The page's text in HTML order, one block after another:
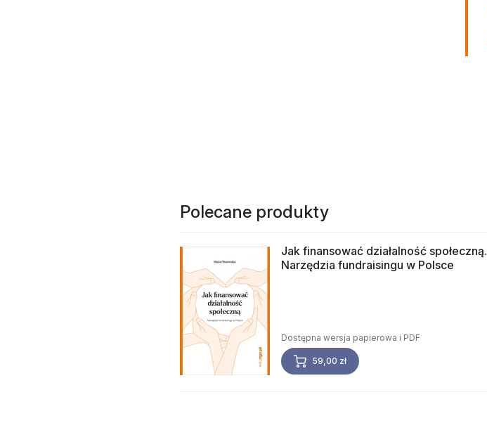
Polecane produkty
Jak finansować działalność społeczną.
Narzędzia fundraisingu w Polsce
Dostępna wersja papierowa i PDF
59,00 zł